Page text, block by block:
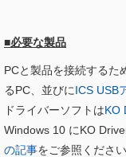
■必要な製品
PCと製品を接続するた
るPC、並びにICS USB
ドライバーソフトはKO
Windows 10 にKO
の記事をご参照ください